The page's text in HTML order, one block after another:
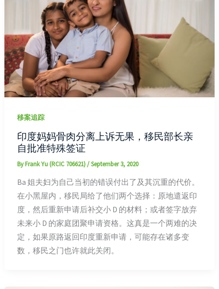
移案追踪
印度妈妈骨肉分离上诉无果，移民部长亲
自批准特殊签证
ByFrank Yu (RCIC 706621)/September 3, 2020
Ba 姐夫妇为自己当初的错误付出了及其沉重的代价。
在小黑屋内，移民局给了他们两个选择：原地遣返印
度，然后重新申请后补交小 D 的材料；或者签字放弃
未来小 D 的家庭团聚申请资格。这真是一个两难的决
定，如果原路返回印度重新申请，可能存在诸多变
数，移民之门也许就此关闭。